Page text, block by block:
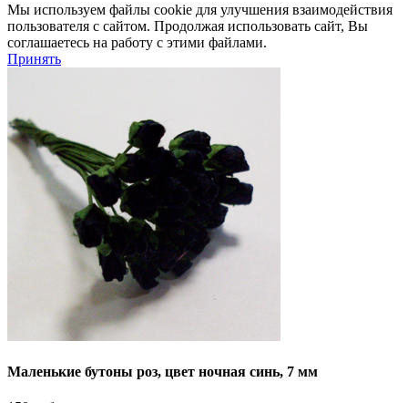
Мы используем файлы cookie для улучшения взаимодействия
пользователя с сайтом. Продолжая использовать сайт, Вы
соглашаетесь на работу с этими файлами.
Принять
Маленькие бутоны роз, цвет ночная синь, 7 мм